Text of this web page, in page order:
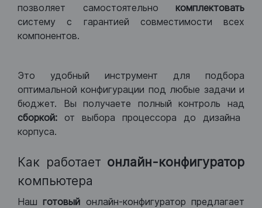
позволяет самостоятельно комплектовать
систему с гарантией совместимости всех
компонентов.
Это удобный инструмент для подбора
оптимальной конфигурации под любые задачи и
бюджет. Вы получаете полный контроль над
сборкой: от выбора процессора до дизайна
корпуса.
Как работает онлайн-конфигуратор
компьютера
Нашготовый онлайн-конфигуратор предлагает